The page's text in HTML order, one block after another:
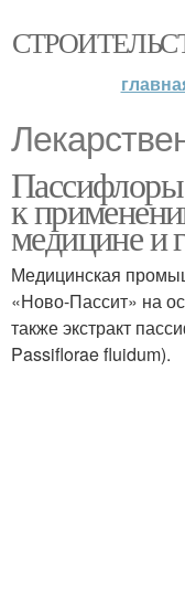
Пассифлоры
к
медицине и
Медицинская
«Ново-Пассит» на
также экстракт
Passiflorae fluidum).